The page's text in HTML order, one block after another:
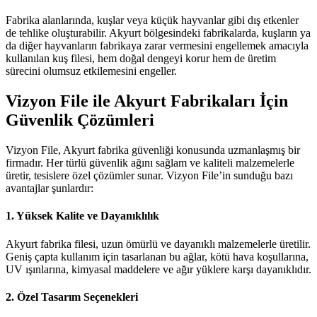
Fabrika alanlarında, kuşlar veya küçük hayvanlar gibi dış etkenler
de tehlike oluşturabilir. Akyurt bölgesindeki fabrikalarda, kuşların ya
da diğer hayvanların fabrikaya zarar vermesini engellemek amacıyla
kullanılan kuş filesi, hem doğal dengeyi korur hem de üretim
sürecini olumsuz etkilemesini engeller.
Vizyon File ile Akyurt Fabrikaları İçin
Güvenlik Çözümleri
Vizyon File, Akyurt fabrika güvenliği konusunda uzmanlaşmış bir
firmadır. Her türlü güvenlik ağını sağlam ve kaliteli malzemelerle
üretir, tesislere özel çözümler sunar. Vizyon File’in sunduğu bazı
avantajlar şunlardır:
1.Yüksek Kalite ve Dayanıklılık
Akyurt fabrika filesi, uzun ömürlü ve dayanıklı malzemelerle üretilir.
Geniş çapta kullanım için tasarlanan bu ağlar, kötü hava koşullarına,
UV ışınlarına, kimyasal maddelere ve ağır yüklere karşı dayanıklıdır.
2. Özel Tasarım Seçenekleri